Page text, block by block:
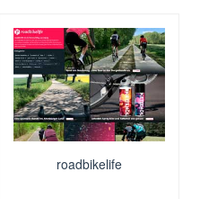
roadbikelife